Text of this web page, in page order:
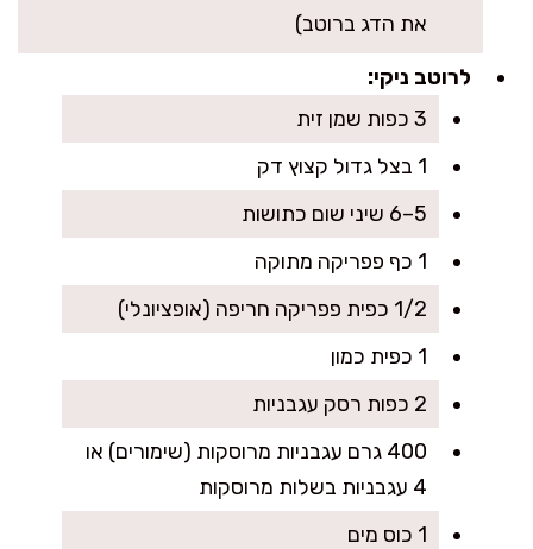
את הדג ברוטב)
לרוטב ניקי:
3 כפות שמן זית
1 בצל גדול קצוץ דק
5–6 שיני שום כתושות
1 כף פפריקה מתוקה
1/2 כפית פפריקה חריפה (אופציונלי)
1 כפית כמון
2 כפות רסק עגבניות
400 גרם עגבניות מרוסקות (שימורים) או
4 עגבניות בשלות מרוסקות
1 כוס מים